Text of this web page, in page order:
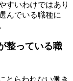
すいわけではあり
んでいる職種に
整っている職
とらわれない働き